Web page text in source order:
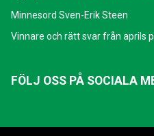
Minnesord Sven-Erik Steen
Vinnare och rätt svar från aprils
FÖLJ OSS PÅ SOCIALA